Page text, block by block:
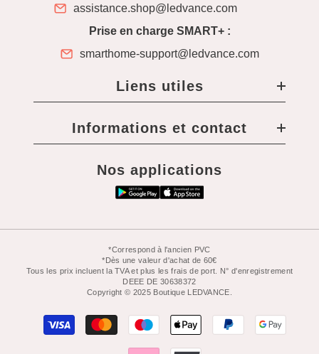
assistance.shop@ledvance.com
Prise en charge SMART+ :
smarthome-support@ledvance.com
Liens utiles
Informations et contact
Nos applications
*Correspond à l'ancien PVC
*Dès une valeur d'achat de 60€
Tous les prix incluent la TVA et plus les frais de port. N° d'enregistrement
DEEE DE 30638372
Copyright © 2025 Boutique LEDVANCE.
Moyens
paiement